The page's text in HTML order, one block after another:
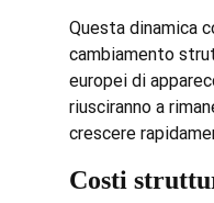
Questa dinamica
cambiamento
europei di
riusciranno a
crescere
Costi